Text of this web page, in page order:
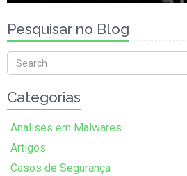
Pesquisar no Blog
Categorias
Analises em Malwares
Artigos
Casos de Segurança